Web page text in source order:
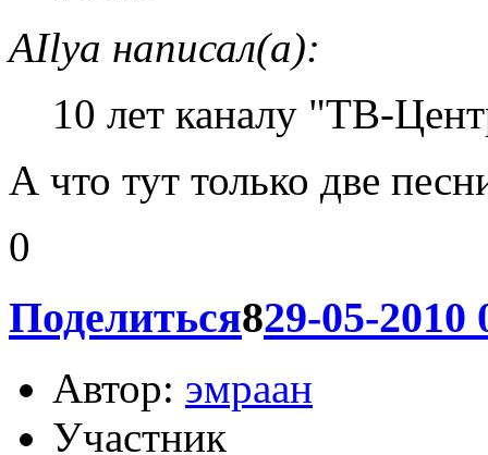
Поделиться729-05-2010
Автор:Lena
Гость
AIlya написал(а):
10 лет каналу "ТВ-
А что тут только две
0